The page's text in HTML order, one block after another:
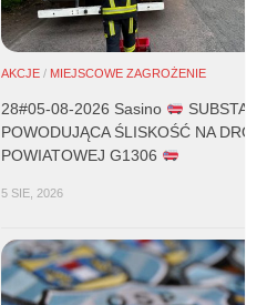
AKCJE / MIEJSCOWE ZAGROŻENIE
28#05-08-2026 Sasino
POWODUJĄCA ŚLISKOŚĆ NA
POWIATOWEJ G1306
5 SIE, 2026